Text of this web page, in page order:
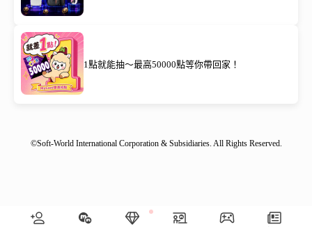
1點就能抽～最高50000點等你帶回家！
©Soft-World International Corporation & Subsidiaries. All Rights Reserved.